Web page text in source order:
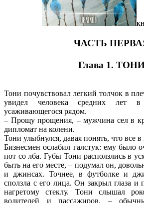
ЧАСТЬ
Глава 1.
Тони почувствовал легкий толчок в
увидел человека средних лет в
усаживающегося рядом.
– Прощу прощения, – мужчина сел в
дипломат на колени.
Тони улыбнулся, давая понять, что все в
Бизнесмен ослабил галстук: ему было
пот со лба. Губы Тони расползлись в
быть на его месте, – подумал он,
и джинсах. Точнее, в футболке и
сползла с его лица. Он закрыл глаза и
нагретому стеклу. Тони слышал
водителей и пассажиров, –